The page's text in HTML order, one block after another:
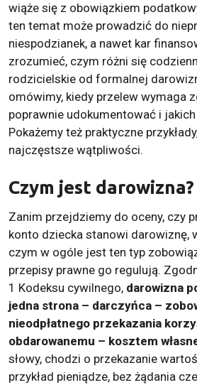
wiąże się z obowiązkiem
ten temat może prowadzić do
niespodzianek, a nawet kar
zrozumieć, czym różni się
rodzicielskie od formalnej
omówimy, kiedy przelew wymaga
poprawnie udokumentować i jakich
Pokażemy też praktyczne
najczęstsze wątpliwości.
Czym jest darowizna?
Zanim przejdziemy do oceny, czy
konto dziecka stanowi darowiznę,
czym w ogóle jest ten typ
przepisy prawne go regulują.
1 Kodeksu cywilnego, darowizna
jedna strona – darczyńca –
nieodpłatnego przekazania
obdarowanemu – kosztem
słowy, chodzi o przekazanie
przykład pieniądze, bez żądania